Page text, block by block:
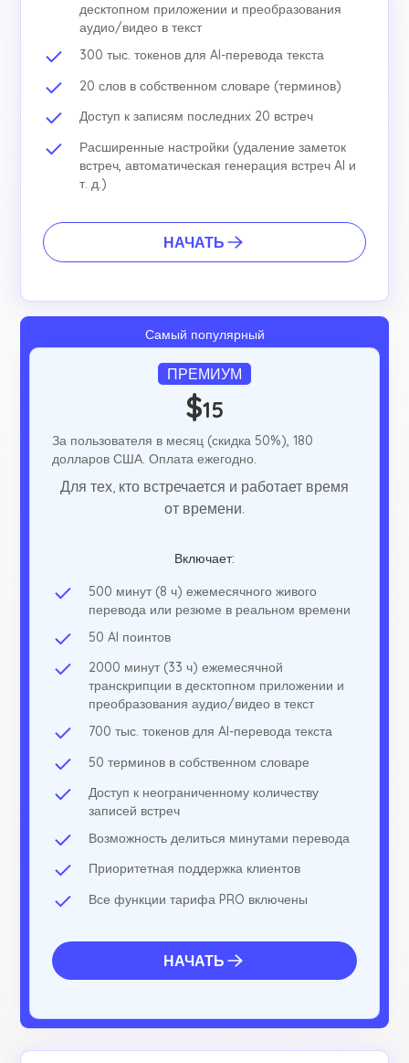
десктопном приложении и преобразования
аудио/видео в текст
300 тыс. токенов для AI-перевода текста
20 слов в собственном словаре (терминов)
Доступ к записям последних 20 встреч
Расширенные настройки (удаление заметок
встреч, автоматическая генерация встреч AI и
т. д.)
НАЧАТЬ
Самый популярный
ПРЕМИУМ
$15
За пользователя в месяц (скидка 50%), 180
долларов США. Оплата ежегодно.
Для тех, кто встречается и работает время
от времени.
Включает:
500 минут (8 ч) ежемесячного живого
перевода или резюме в реальном времени
50 AI поинтов
2000 минут (33 ч) ежемесячной
транскрипции в десктопном приложении и
преобразования аудио/видео в текст
700 тыс. токенов для AI-перевода текста
50 терминов в собственном словаре
Доступ к неограниченному количеству
записей встреч
Возможность делиться минутами перевода
Приоритетная поддержка клиентов
Все функции тарифа PRO включены
НАЧАТЬ